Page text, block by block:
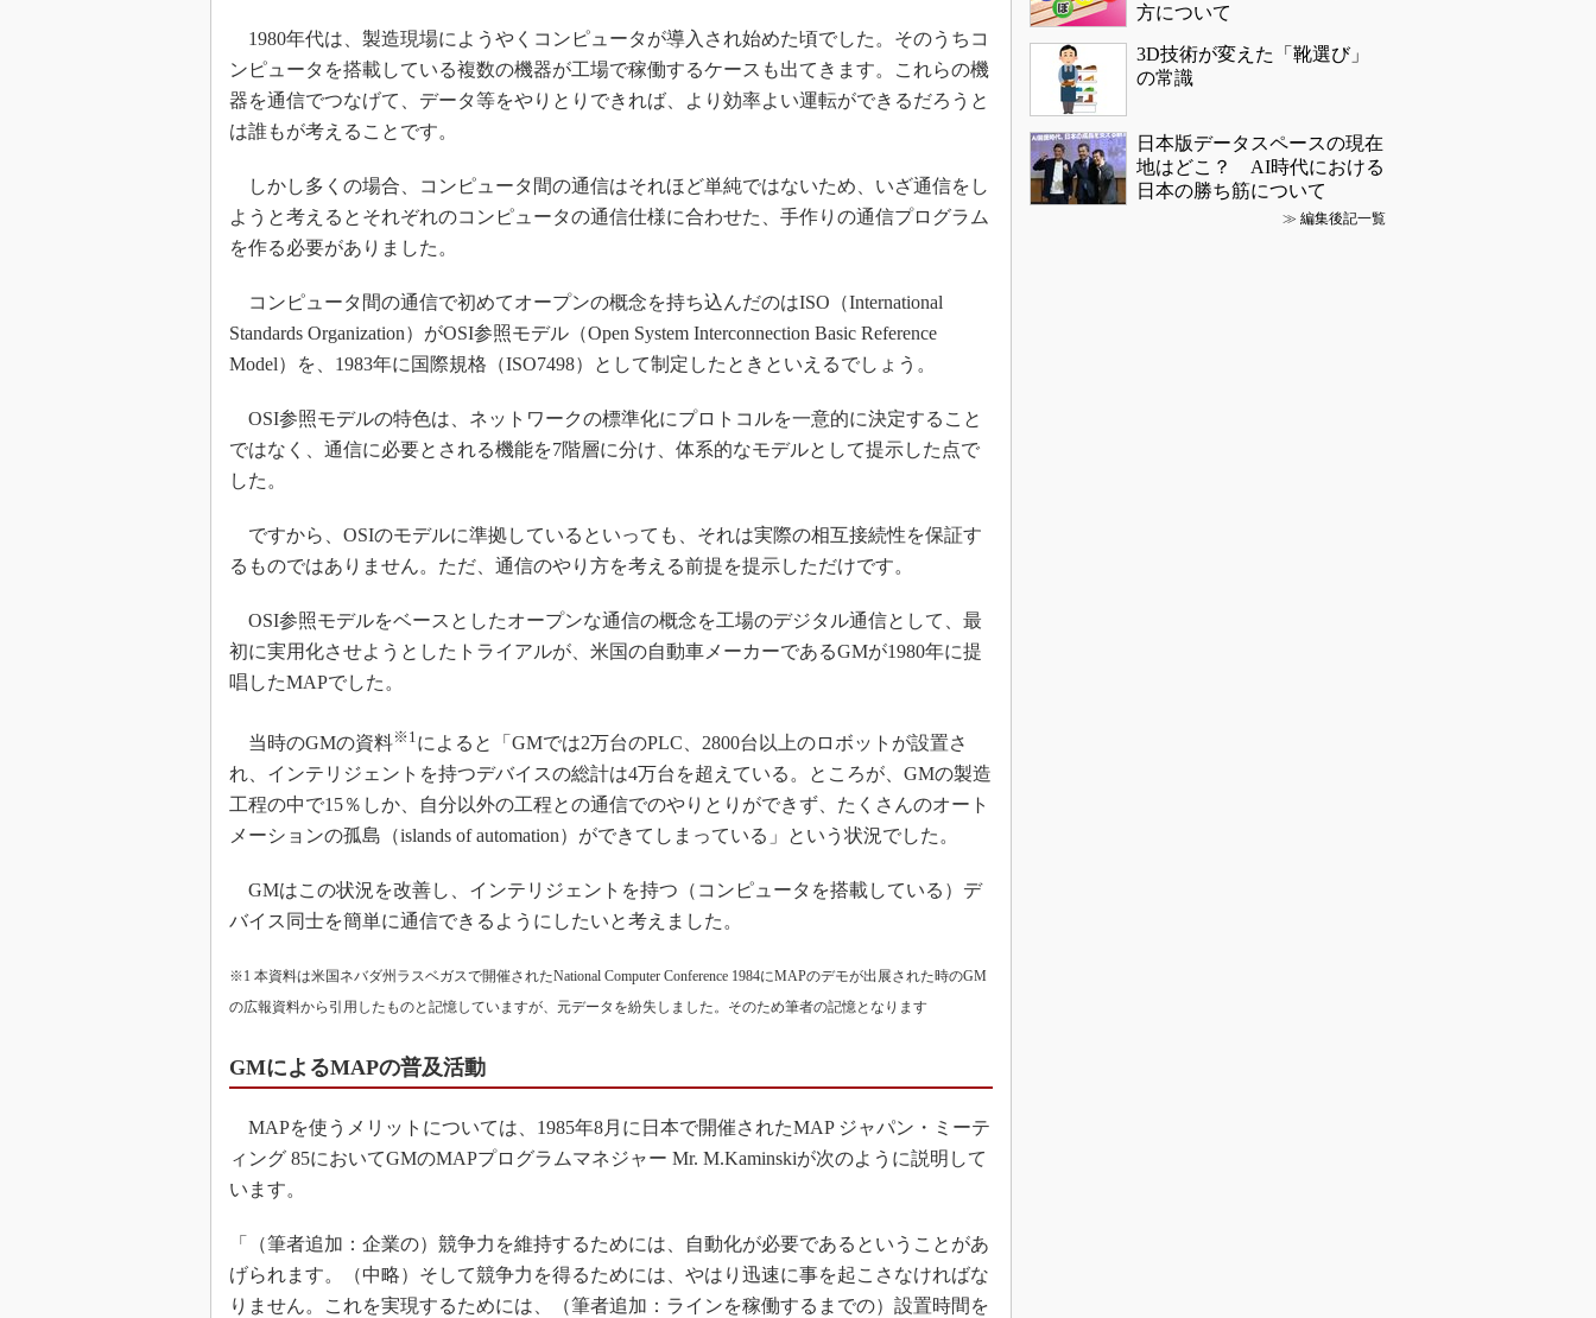
1980年代は、製造現場にようやくコンピュータが導入され始めた頃でした。そのうちコ
ンピュータを搭載している複数の機器が工場で稼働するケースも出てきます。これらの機
器を通信でつなげて、データ等をやりとりできれば、より効率よい運転ができるだろうと
は誰もが考えることです。
しかし多くの場合、コンピュータ間の通信はそれほど単純ではないため、いざ通信をし
ようと考えるとそれぞれのコンピュータの通信仕様に合わせた、手作りの通信プログラム
を作る必要がありました。
コンピュータ間の通信で初めてオープンの概念を持ち込んだのはISO（International
Standards Organization）がOSI参照モデル（Open System Interconnection Basic Reference
Model）を、1983年に国際規格（ISO7498）として制定したときといえるでしょう。
OSI参照モデルの特色は、ネットワークの標準化にプロトコルを一意的に決定すること
ではなく、通信に必要とされる機能を7階層に分け、体系的なモデルとして提示した点で
した。
ですから、OSIのモデルに準拠しているといっても、それは実際の相互接続性を保証す
るものではありません。ただ、通信のやり方を考える前提を提示しただけです。
OSI参照モデルをベースとしたオープンな通信の概念を工場のデジタル通信として、最
初に実用化させようとしたトライアルが、米国の自動車メーカーであるGMが1980年に提
唱したMAPでした。
当時のGMの資料※1によると「GMでは2万台のPLC、2800台以上のロボットが設置さ
れ、インテリジェントを持つデバイスの総計は4万台を超えている。ところが、GMの製造
工程の中で15％しか、自分以外の工程との通信でのやりとりができず、たくさんのオート
メーションの孤島（islands of automation）ができてしまっている」という状況でした。
GMはこの状況を改善し、インテリジェントを持つ（コンピュータを搭載している）デ
バイス同士を簡単に通信できるようにしたいと考えました。
※1 本資料は米国ネバダ州ラスベガスで開催されたNational Computer Conference 1984にMAPのデモが出展された時のGM
の広報資料から引用したものと記憶していますが、元データを紛失しました。そのため筆者の記憶となります
GMによるMAPの普及活動
MAPを使うメリットについては、1985年8月に日本で開催されたMAP ジャパン・ミーテ
ィング 85においてGMのMAPプログラムマネジャー Mr. M.Kaminskiが次のように説明して
います。
「（筆者追加：企業の）競争力を維持するためには、自動化が必要であるということがあ
げられます。（中略）そして競争力を得るためには、やはり迅速に事を起こさなければな
りません。これを実現するためには、（筆者追加：ラインを稼働するまでの）設置時間を
方について
3D技術が変えた「靴選び」
の常識
日本版データスペースの現在
地はどこ？ AI時代における
日本の勝ち筋について
≫ 編集後記一覧